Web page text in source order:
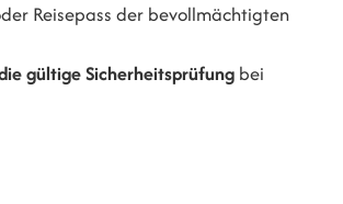
Reisepass der bevollmächtigten
gültige Sicherheitsprüfung bei